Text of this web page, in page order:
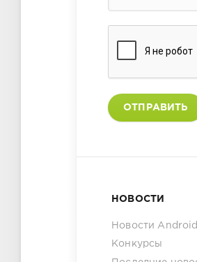
ОТПРАВИТЬ
НОВОСТИ
Новости Android
Конкурсы